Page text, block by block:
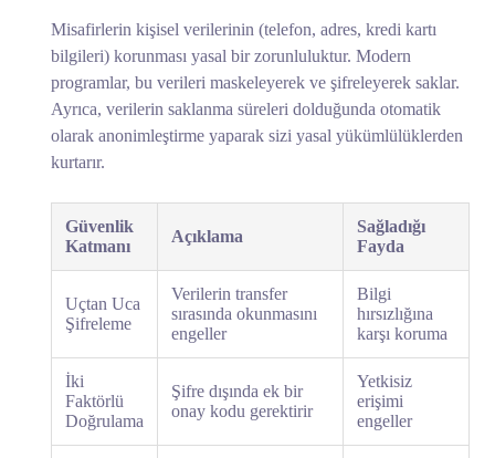
Misafirlerin kişisel verilerinin (telefon, adres, kredi kartı
bilgileri) korunması yasal bir zorunluluktur. Modern
programlar, bu verileri maskeleyerek ve şifreleyerek saklar.
Ayrıca, verilerin saklanma süreleri dolduğunda otomatik
olarak anonimleştirme yaparak sizi yasal yükümlülüklerden
kurtarır.
Güvenlik
Katmanı
Açıklama
Sağladığı
Fayda
Uçtan Uca
Şifreleme
Verilerin transfer
sırasında okunmasını
engeller
Bilgi
hırsızlığına
karşı koruma
İki
Faktörlü
Doğrulama
Şifre dışında ek bir
onay kodu gerektirir
Yetkisiz
erişimi
engeller